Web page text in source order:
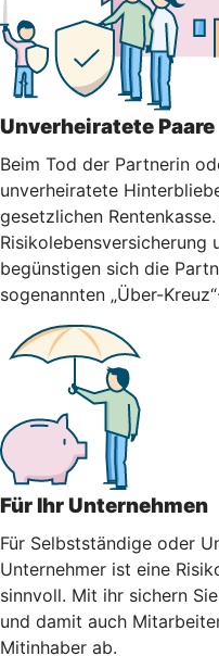
Unverheiratete Paare
Beim Tod der Partnerin
unverheiratete
gesetzlichen
Risikolebensversicherung
begünstigen sich die
sogenannten „Über-
Für Ihr Unternehmen
Für Selbstständige oder
Unternehmer ist eine
sinnvoll. Mit ihr sichern
und damit auch
Mitinhaber ab.